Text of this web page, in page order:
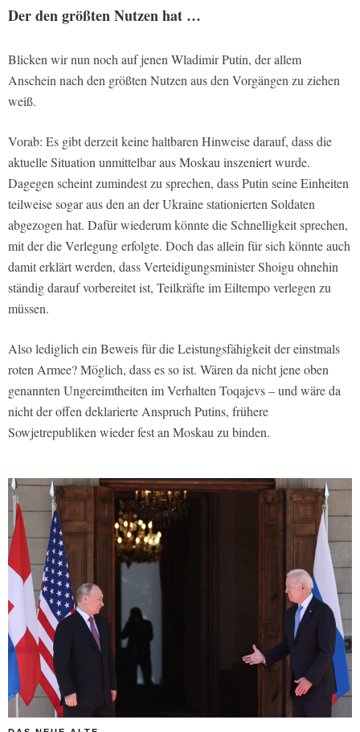
Der den größten Nutzen hat …
Blicken wir nun noch auf jenen Wladimir Putin, der allem
Anschein nach den größten Nutzen aus den Vorgängen zu ziehen
weiß.
Vorab: Es gibt derzeit keine haltbaren Hinweise darauf, dass die
aktuelle Situation unmittelbar aus Moskau inszeniert wurde.
Dagegen scheint zumindest zu sprechen, dass Putin seine Einheiten
teilweise sogar aus den an der Ukraine stationierten Soldaten
abgezogen hat. Dafür wiederum könnte die Schnelligkeit sprechen,
mit der die Verlegung erfolgte. Doch das allein für sich könnte auch
damit erklärt werden, dass Verteidigungsminister Shoigu ohnehin
ständig darauf vorbereitet ist, Teilkräfte im Eiltempo verlegen zu
müssen.
Also lediglich ein Beweis für die Leistungsfähigkeit der einstmals
roten Armee? Möglich, dass es so ist. Wären da nicht jene oben
genannten Ungereimtheiten im Verhalten Toqajevs – und wäre da
nicht der offen deklarierte Anspruch Putins, frühere
Sowjetrepubliken wieder fest an Moskau zu binden.